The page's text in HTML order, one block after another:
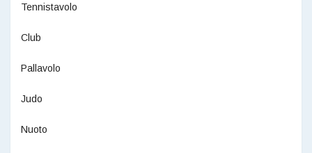
Tennistavolo
Club
Pallavolo
Judo
Nuoto